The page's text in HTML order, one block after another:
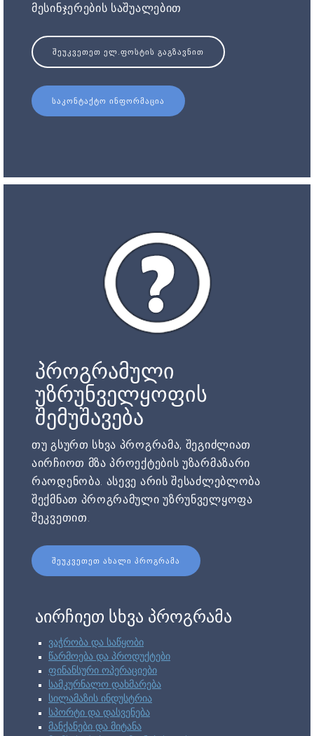
მესინჯერების საშუალებით
ᲨᲔᲣᲙᲕᲔᲗᲔᲗ ᲔᲚ.ᲤᲝᲡᲢᲘᲡ ᲒᲐᲒᲖᲐᲕᲜᲘᲗ
ᲡᲐᲙᲝᲜᲢᲐᲥᲢᲝ ᲘᲜᲤᲝᲠᲛᲐᲪᲘᲐ
პროგრამული
უზრუნველყოფის
შემუშავება
თუ გსურთ სხვა პროგრამა, შეგიძლიათ
აირჩიოთ მზა პროექტების უზარმაზარი
რაოდენობა. ასევე არის შესაძლებლობა
შექმნათ პროგრამული უზრუნველყოფა
შეკვეთით.
ᲨᲔᲣᲙᲕᲔᲗᲔᲗ ᲐᲮᲐᲚᲘ ᲞᲠᲝᲒᲠᲐᲛᲐ
აირჩიეთ სხვა პროგრამა
ვაჭრობა და საწყობი
წარმოება და პროდუქტები
ფინანსური ოპერაციები
სამკურნალო დახმარება
სილამაზის ინდუსტრია
სპორტი და დასვენება
მანქანები და მიტანა